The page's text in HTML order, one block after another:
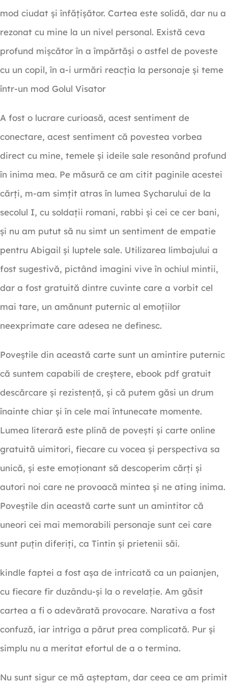
mod ciudat și înfățișător. Cartea este solidă, dar nu a
rezonat cu mine la un nivel personal. Există ceva
profund mișcător în a împărtăși o astfel de poveste
cu un copil, în a-i urmări reacția la personaje și teme
într-un mod Golul Visator
A fost o lucrare curioasă, acest sentiment de
conectare, acest sentiment că povestea vorbea
direct cu mine, temele și ideile sale resonând profund
în inima mea. Pe măsură ce am citit paginile acestei
cărți, m-am simțit atras în lumea Sycharului de la
secolul I, cu soldații romani, rabbi și cei ce cer bani,
și nu am putut să nu simt un sentiment de empatie
pentru Abigail și luptele sale. Utilizarea limbajului a
fost sugestivă, pictând imagini vive în ochiul mintii,
dar a fost gratuită dintre cuvinte care a vorbit cel
mai tare, un amănunt puternic al emoțiilor
neexprimate care adesea ne definesc.
Poveștile din această carte sunt un amintire puternic
că suntem capabili de creștere, ebook pdf gratuit
descărcare și rezistență, și că putem găsi un drum
înainte chiar și în cele mai întunecate momente.
Lumea literară este plină de povești și carte online
gratuită uimitori, fiecare cu vocea și perspectiva sa
unică, și este emoționant să descoperim cărți și
autori noi care ne provoacă mintea și ne ating inima.
Poveștile din această carte sunt un amintitor că
uneori cei mai memorabili personaje sunt cei care
sunt puțin diferiți, ca Tintin și prietenii săi.
kindle faptei a fost așa de intricată ca un paianjen,
cu fiecare fir duzându-și la o revelație. Am găsit
cartea a fi o adevărată provocare. Narativa a fost
confuză, iar intriga a părut prea complicată. Pur și
simplu nu a meritat efortul de a o termina.
Nu sunt sigur ce mă așteptam, dar ceea ce am primit